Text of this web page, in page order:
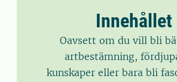
Innehållet
Oavsett om du vill bli
artbestämning,
kunskaper eller bara bli